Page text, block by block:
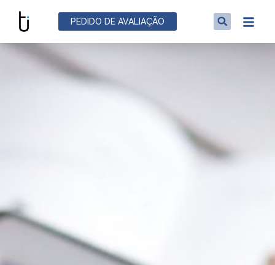
PEDIDO DE AVALIAÇÃO